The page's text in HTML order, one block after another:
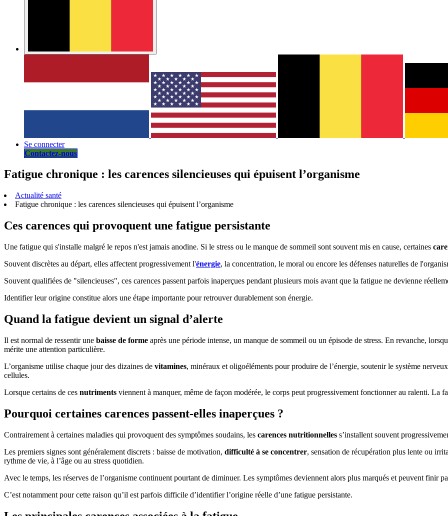
Se connecter
Contactez-nous
Fatigue chronique : les carences silencieuses qui épuisent l’organisme
Actualité santé
Fatigue chronique : les carences silencieuses qui épuisent l’organisme
Ces carences qui provoquent une fatigue persistante
Une fatigue qui s'installe malgré le repos n'est jamais anodine. Si le stress ou le manque de sommeil sont souvent mis en cause, certaines
Souvent discrètes au départ, elles affectent progressivement l'énergie, la concentration, le moral ou encore les défenses naturelles de
Souvent qualifiées de "silencieuses", ces carences passent parfois inaperçues pendant plusieurs mois avant que la fatigue ne devienne
Identifier leur origine constitue alors une étape importante pour retrouver durablement son énergie.
Quand la fatigue devient un signal d’alerte
Il est normal de ressentir une baisse de forme après une période intense, un manque de sommeil ou un épisode de stress. En revanche,
mérite une attention particulière.
L’organisme utilise chaque jour des dizaines de vitamines, minéraux et oligoéléments pour produire de l’énergie, soutenir le système
cellules.
Lorsque certains de ces nutriments viennent à manquer, même de façon modérée, le corps peut progressivement fonctionner au ralenti. La
Pourquoi certaines carences passent-elles inaperçues ?
Contrairement à certaines maladies qui provoquent des symptômes soudains, les carences nutritionnelles s’installent souvent
Les premiers signes sont généralement discrets : baisse de motivation, difficulté à se concentrer, sensation de récupération plus lente ou
rythme de vie, à l’âge ou au stress quotidien.
Avec le temps, les réserves de l’organisme continuent pourtant de diminuer. Les symptômes deviennent alors plus marqués et peuvent finir
C’est notamment pour cette raison qu’il est parfois difficile d’identifier l’origine réelle d’une fatigue persistante.